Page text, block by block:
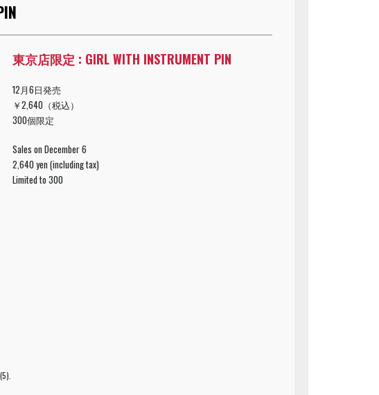
東京店限定 : GIRL WITH INSTRUMENT PIN
12月6日発売
￥2,640（税込）
300個限定
Sales on December 6
2,640 yen (including tax)
Limited to 300